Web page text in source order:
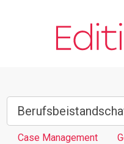
Case Management